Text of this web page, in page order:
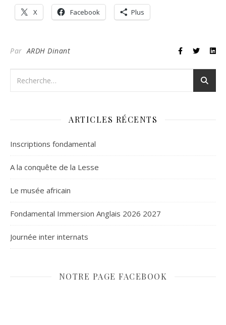
X Facebook Plus
ParARDH Dinant
ARTICLES RÉCENTS
Inscriptions fondamental
A la conquête de la Lesse
Le musée africain
Fondamental Immersion Anglais 2026 2027
Journée inter internats
NOTRE PAGE FACEBOOK